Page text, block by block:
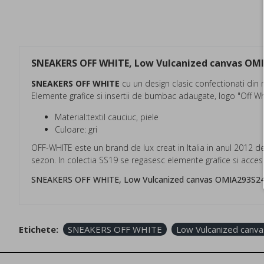
SNEAKERS OFF WHITE, Low Vulcanized canvas
SNEAKERS OFF WHITE cu un design clasic confectionati
Elemente grafice si insertii de bumbac adaugate, logo "Off
Material:textil cauciuc, piele
Culoare: gri
OFF-WHITE este un brand de lux creat in Italia in anul 2012
sezon. In colectia SS19 se regasesc elemente grafice si
SNEAKERS OFF WHITE, Low Vulcanized canvas
Etichete: SNEAKERS OFF WHITE Low Vulcanized